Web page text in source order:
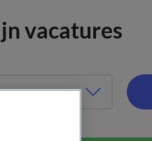
vacatures